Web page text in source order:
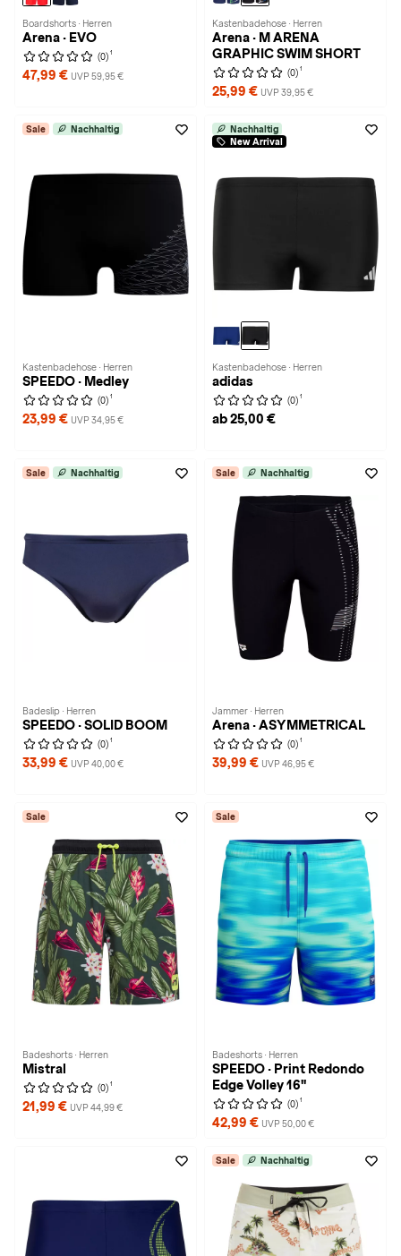
Boardshorts · Herren
Arena · EVO
(0) 1
47,99 € UVP 59,95 €
Kastenbadehose · Herren
Arena · M ARENA
GRAPHIC SWIM SHORT
(0) 1
25,99 € UVP 39,95 €
Sale Nachhaltig
Kastenbadehose · Herren
SPEEDO · Medley
(0) 1
23,99 € UVP 34,95 €
Nachhaltig
New Arrival
Kastenbadehose · Herren
adidas
(0) 1
ab 25,00 €
Sale Nachhaltig
Badeslip · Herren
SPEEDO · SOLID BOOM
(0) 1
33,99 € UVP 40,00 €
Sale Nachhaltig
Jammer · Herren
Arena · ASYMMETRICAL
(0) 1
39,99 € UVP 46,95 €
Sale
Badeshorts · Herren
Mistral
(0) 1
21,99 € UVP 44,99 €
Sale
Badeshorts · Herren
SPEEDO · Print Redondo
Edge Volley 16"
(0) 1
42,99 € UVP 50,00 €
Sale Nachhaltig